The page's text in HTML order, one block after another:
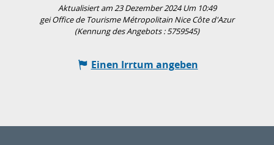
Aktualisiert am 23 Dezember 2024 Um 10:49
gei Office de Tourisme Métropolitain Nice Côte d'Azur
(Kennung des Angebots :5759545)
Einen Irrtum angeben